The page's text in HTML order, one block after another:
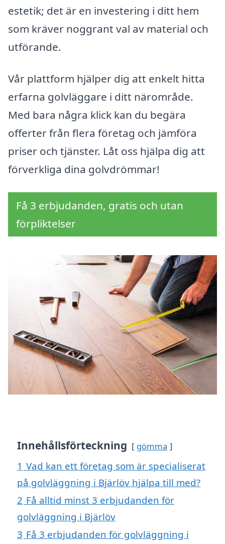
estetik; det är en investering i ditt hem
som kräver noggrant val av material och
utförande.
Vår plattform hjälper dig att enkelt hitta
erfarna golvläggare i ditt närområde.
Med bara några klick kan du begära
offerter från flera företag och jämföra
priser och tjänster. Låt oss hjälpa dig att
förverkliga dina golvdrömmar!
Få 3 erbjudanden, gratis och utan
förpliktelser
Innehållsförteckning gömma
1 Vad kan ett företag som är specialiserat
på golvläggning i Bjärlöv hjälpa till med?
2 Få alltid minst 3 erbjudanden för
golvläggning i Bjärlöv
3 Få 3 erbjudanden för golvläggning i